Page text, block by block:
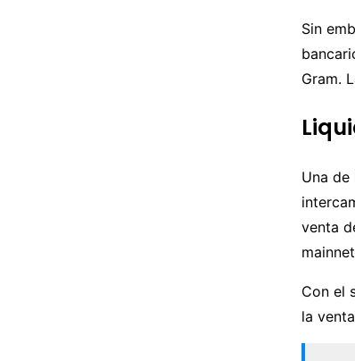
Sin
Gram.
Una de
venta
Con el
la